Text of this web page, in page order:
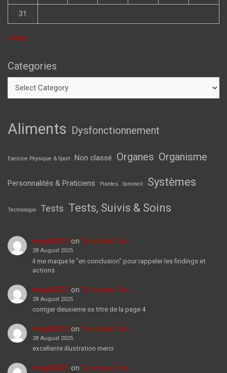
31
« May
Categories
Aliments Dysfonctionnement
Exercice Physique & Sport Non classé Organes Organisme
Personnalités & Praticiens Plantes Sommeil Systèmes
Technologie Tests Tests, Suivis & Soins
megdi2025on Tic et pas Toc…
28 August 2025
il me maque le "en conclusion" pour rappeler les findings et
actions
megdi2025on Tic et pas Toc…
28 August 2025
corriger deuxieme ss titre de la page 4
megdi2025on Tic et pas Toc…
28 August 2025
excellente illustration merci
megdi2025on Tic et pas Toc…